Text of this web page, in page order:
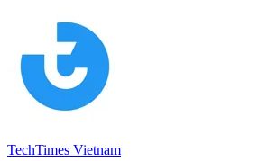
TechTimes Vietnam